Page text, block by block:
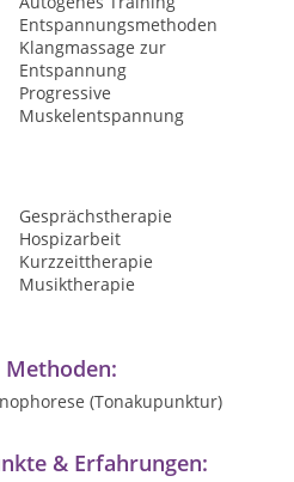
Entspannungsmethoden
Klangmassage zur
Entspannung
Progressive
Muskelentspannung
Gesprächstherapie
Hospizarbeit
Kurzzeittherapie
Musiktherapie
Methoden:
(Tonakupunktur)
& Erfahrungen: